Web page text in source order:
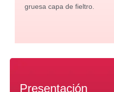
gruesa capa de fieltro.
Presentación